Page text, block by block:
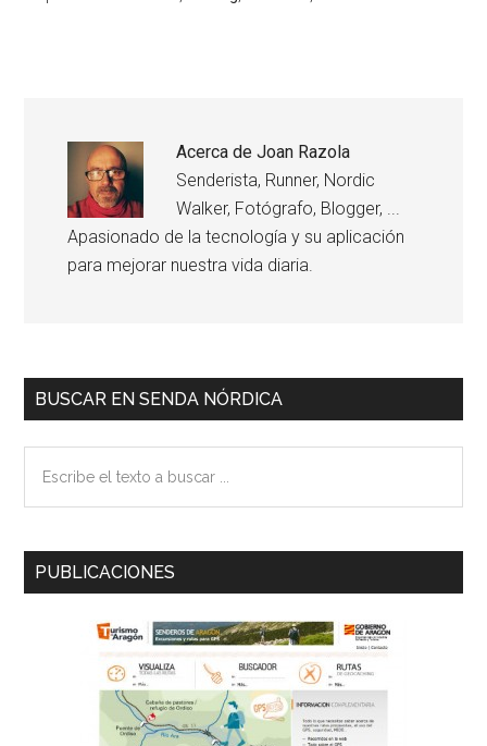
Acerca deJoan Razola
Senderista, Runner, Nordic
Walker, Fotógrafo, Blogger, ...
Apasionado de la tecnología y su aplicación
para mejorar nuestra vida diaria.
Interacciones
lector
Barra
Primaria
BUSCAR EN SENDA NÓRDICA
buscar
PUBLICACIONES